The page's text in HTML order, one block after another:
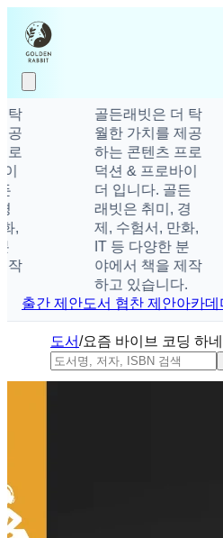
골든래빗은 더 탁
월한 가치를 제공
하는 콘텐츠 프로
덕션 & 프로바이
더 입니다. 골든
래빗은 취미, 경
제, 수험서, 만화,
IT 등 다양한 분
야에서 책을 제작
하고 있습니다.
출간 제안도서 협찬 제안아카데
도서/요즘 바이브 코딩 하